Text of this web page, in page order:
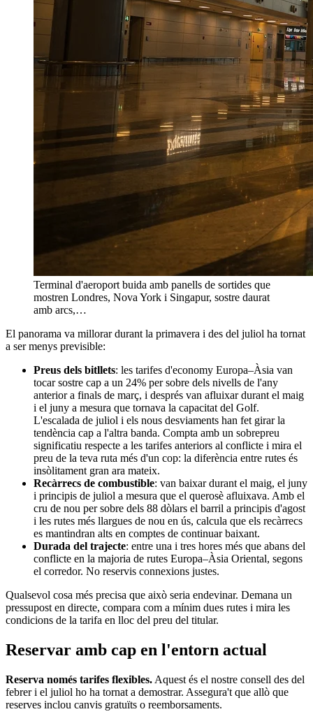
Terminal d'aeroport buida amb panells de sortides que
mostren Londres, Nova York i Singapur, sostre daurat
amb arcs,…
El panorama va millorar durant la primavera i des del juliol ha tornat
a ser menys previsible:
Preus dels bitllets: les tarifes d'economy Europa–Àsia van
tocar sostre cap a un 24% per sobre dels nivells de l'any
anterior a finals de març, i després van afluixar durant el maig
i el juny a mesura que tornava la capacitat del Golf.
L'escalada de juliol i els nous desviaments han fet girar la
tendència cap a l'altra banda. Compta amb un sobrepreu
significatiu respecte a les tarifes anteriors al conflicte i mira el
preu de la teva ruta més d'un cop: la diferència entre rutes és
insòlitament gran ara mateix.
Recàrrecs de combustible: van baixar durant el maig, el juny
i principis de juliol a mesura que el querosè afluixava. Amb el
cru de nou per sobre dels 88 dòlars el barril a principis d'agost
i les rutes més llargues de nou en ús, calcula que els recàrrecs
es mantindran alts en comptes de continuar baixant.
Durada del trajecte: entre una i tres hores més que abans del
conflicte en la majoria de rutes Europa–Àsia Oriental, segons
el corredor. No reservis connexions justes.
Qualsevol cosa més precisa que això seria endevinar. Demana un
pressupost en directe, compara com a mínim dues rutes i mira les
condicions de la tarifa en lloc del preu del titular.
Reservar amb cap en l'entorn actual
Reserva només tarifes flexibles. Aquest és el nostre consell des del
febrer i el juliol ho ha tornat a demostrar. Assegura't que allò que
reserves inclou canvis gratuïts o reemborsaments.